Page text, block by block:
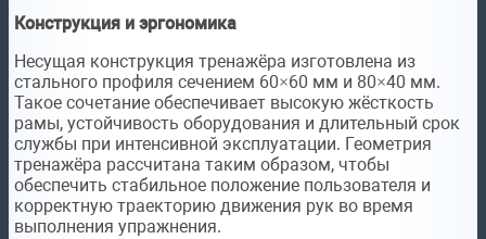
Конструкция и эргономика
Несущая конструкция тренажёра изготовлена из
стального профиля сечением 60×60 мм и 80×40 мм.
Такое сочетание обеспечивает высокую жёсткость
рамы, устойчивость оборудования и длительный срок
службы при интенсивной эксплуатации. Геометрия
тренажёра рассчитана таким образом, чтобы
обеспечить стабильное положение пользователя и
корректную траекторию движения рук во время
выполнения упражнения.